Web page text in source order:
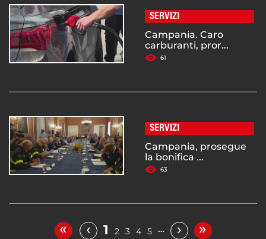
SERVIZI
Campania. Caro
carburanti, pror...
61
SERVIZI
Campania, prosegue
la bonifica ...
63
« ‹ 1 2 3 4 5 … › »